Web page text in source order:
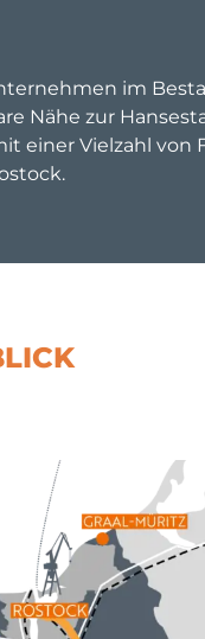
im
Nähe zur
einer Vielzahl